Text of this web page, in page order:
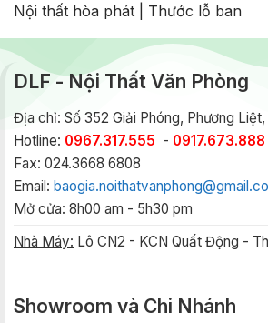
Nội thất hòa phát
Thước lỗ ban
DLF - Nội Thất Văn Phòng
Địa chỉ: Số 352 Giải Phóng, Phương Liệt,
Hotline: 0967.317.555 - 0917.673.888
Fax: 024.3668 6808
Email:
Mở cửa: 8h00 am - 5h30 pm
Nhà Máy: Lô CN2 - KCN Quất Động -
Showroom và Chi Nhánh